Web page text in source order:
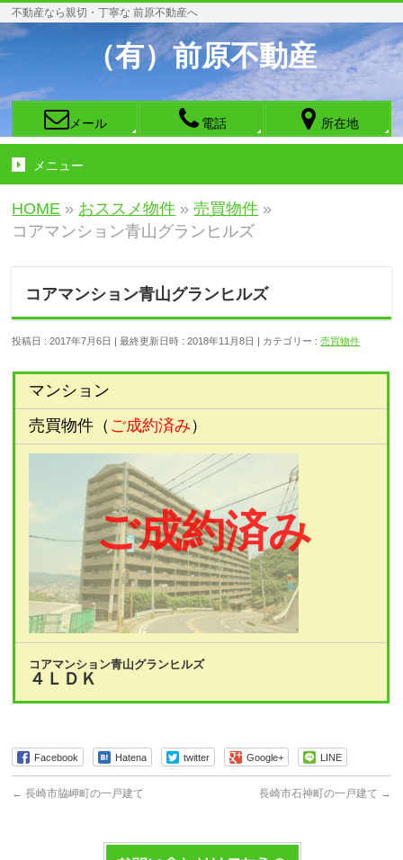
不動産なら親切・丁寧な 前原不動産へ
（有）前原不動産
メール 電話 所在地
メニュー
HOME » おススメ物件 » 売買物件 »
コアマンション青山グランヒルズ
コアマンション青山グランヒルズ
投稿日 : 2017年7月6日 最終更新日時 : 2018年11月8日 カテゴリー :売買物件
マンション
売買物件（ ご成約済み ）
ご成約済み
コアマンション青山グランヒルズ
４ＬＤＫ
Facebook Hatena twitter Google+ LINE
← 長崎市脇岬町の一戸建て 長崎市石神町の一戸建て →